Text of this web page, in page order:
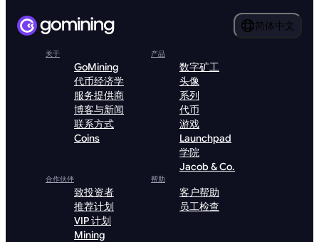
简体中文
关于
GoMining
代币经济学
服务提供商
博客与新闻
联系方式
Coins
产品
数字矿工
头像
系列
代币
游戏
Launchpad
学院
Jacob & Co.
合作伙伴
致投资者
推荐计划
VIP 计划
Mining
帮助
客户帮助
员工检查